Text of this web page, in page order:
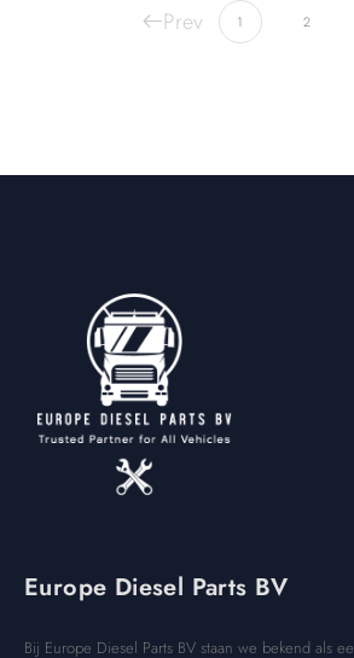
Prev 1 2
Europe Diesel Parts BV
Bij Europe Diesel Parts BV staan we bekend als